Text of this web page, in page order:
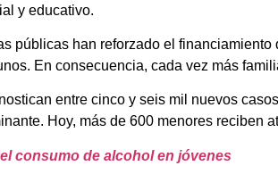
y educativo.
públicas han reforzado el
En consecuencia, cada vez más
entre cinco y seis mil nuevos
Hoy, más de 600 menores
consumo de alcohol en jóvenes